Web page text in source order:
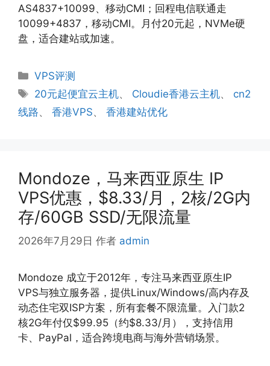
AS4837+10099、移动CMI；回程电信联通走
10099+4837，移动CMI。月付20元起，NVMe硬
盘，适合建站或加速。
分
类
VPS评测
标
签
20元起便宜云主机、 Cloudie香港云主机、 cn2
线路、 香港VPS、 香港建站优化
Mondoze，马来西亚原生 IP
VPS优惠，$8.33/月，2核/2G内
存/60GB SSD/无限流量
2026年7月29日 作者 admin
Mondoze 成立于2012年，专注马来西亚原生IP
VPS与独立服务器，提供Linux/Windows/高内存及
动态住宅双ISP方案，所有套餐不限流量。入门款2
核2G年付仅$99.95（约$8.33/月），支持信用
卡、PayPal，适合跨境电商与海外营销场景。